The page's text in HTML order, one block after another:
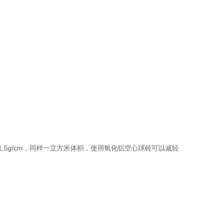
cm，同样一立方米体积，使用氧化铝空心球砖可以减轻